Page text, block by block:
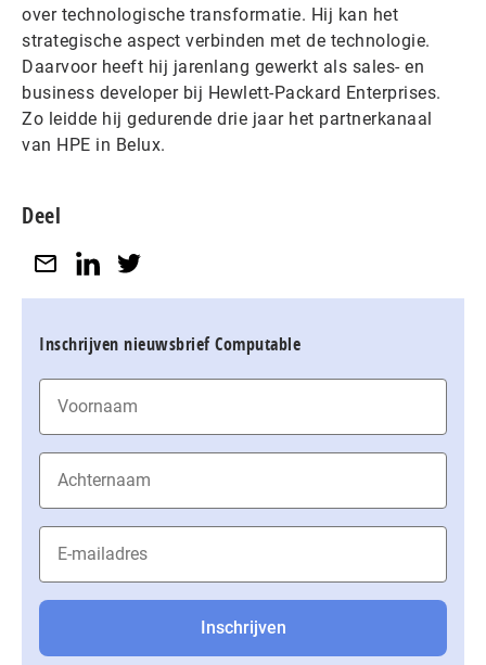
over technologische transformatie. Hij kan het
strategische aspect verbinden met de technologie.
Daarvoor heeft hij jarenlang gewerkt als sales- en
business developer bij Hewlett-Packard Enterprises.
Zo leidde hij gedurende drie jaar het partnerkanaal
van HPE in Belux.
Deel
Inschrijven nieuwsbrief Computable